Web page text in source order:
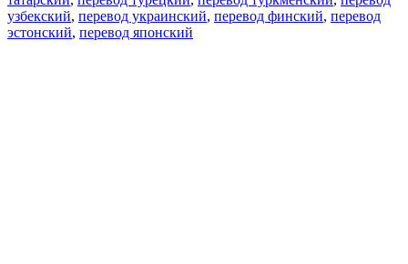
узбекский, перевод украинский, перевод финский, перевод
эстонский, перевод японский